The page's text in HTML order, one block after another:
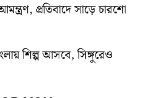
প্রতিবাদে সাড়ে চারশো
শিল্প আসবে, সিঙ্গুরেও